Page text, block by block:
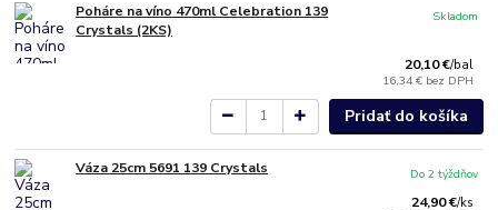
Poháre na víno 470ml Celebration 139
Crystals (2KS)
20,10 €/bal
16,34 € bez DPH
Skladom
Pridať do košíka
Váza 25cm 5691 139 Crystals
24,90 €/ks
Do 2 týždňov